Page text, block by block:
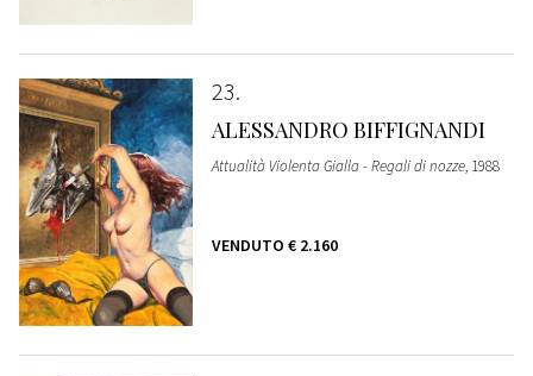
23
ALESSANDRO BIFFIGNANDI
Attualità Violenta Gialla - Regali di nozze, 1988
VENDUTO € 2.160